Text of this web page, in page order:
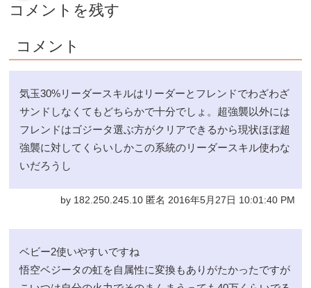
コメントを残す
コメント
気玉30%リーダースキルはリーダーとフレンドでわざわざ
サンドしなくてもどちらかで十分でしょ。超強襲以外には
フレンドはゴジータ選ぶ方がクリアできるから現状ほぼ超
強襲に対してくらいしかこの系統のリーダースキル使わな
いだろうし
by 182.250.245.10 匿名 2016年5月27日 10:01:40 PM
ベビー2使いやすいですね
悟空ベジータの虹を自属性に変換もありがたかったですが